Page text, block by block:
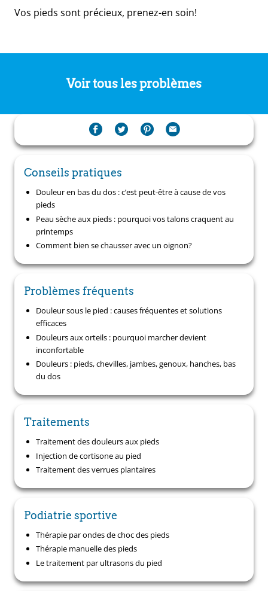
Vos pieds sont précieux, prenez-en soin!
Voir tous les problèmes
Conseils pratiques
Douleur en bas du dos : c’est peut-être à cause de vos
pieds
Peau sèche aux pieds : pourquoi vos talons craquent au
printemps
Comment bien se chausser avec un oignon?
Problèmes fréquents
Douleur sous le pied : causes fréquentes et solutions
efficaces
Douleurs aux orteils : pourquoi marcher devient
inconfortable
Douleurs : pieds, chevilles, jambes, genoux, hanches, bas
du dos
Traitements
Traitement des douleurs aux pieds
Injection de cortisone au pied
Traitement des verrues plantaires
Podiatrie sportive
Thérapie par ondes de choc des pieds
Thérapie manuelle des pieds
Le traitement par ultrasons du pied